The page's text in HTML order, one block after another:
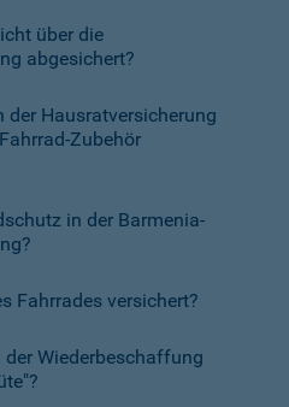
über die
abgesichert?
der Hausratversicherung
Zubehör
in der Barmenia-
Fahrrades versichert?
Wiederbeschaffung